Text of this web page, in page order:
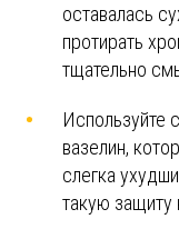
оставалась
протирать
тщательно
Используйте
вазелин,
слегка
такую